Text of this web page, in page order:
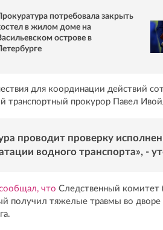
потребовала закрыть
в жилом доме на
острове в
для координации действий
транспортный прокурор Павел
проводит проверку
водного транспорта», -
что Следственный комитет
получил тяжелые травмы во